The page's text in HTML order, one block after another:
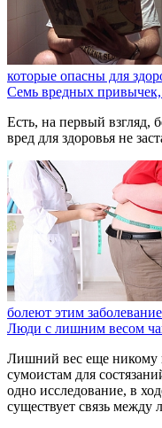
которые опасны для
Семь вредных привычек,
Есть, на первый взгляд,
вред для здоровья не
болеют этим
Люди с лишним весом
Лишний вес еще никому
сумоистам для
одно исследование, в
существует связь